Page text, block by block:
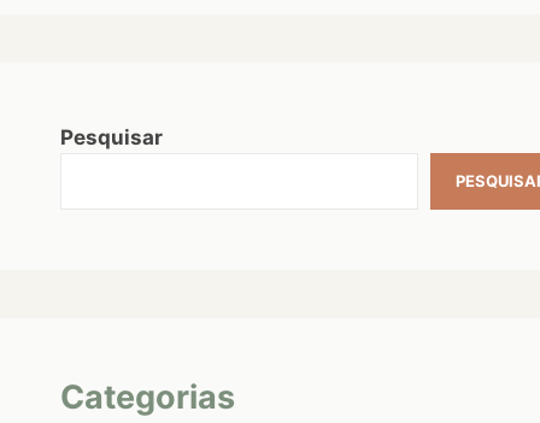
Pesquisar
Categorias